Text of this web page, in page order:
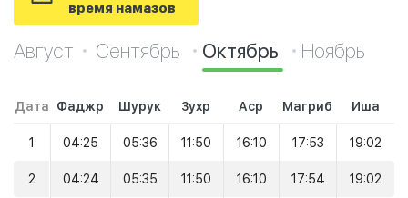
время намазов
Август Сентябрь Октябрь Ноябрь
Дата Фаджр Шурук Зухр Аср Магриб Иша
1 04:25 05:36 11:50 16:10 17:53 19:02
2 04:24 05:35 11:50 16:10 17:54 19:02